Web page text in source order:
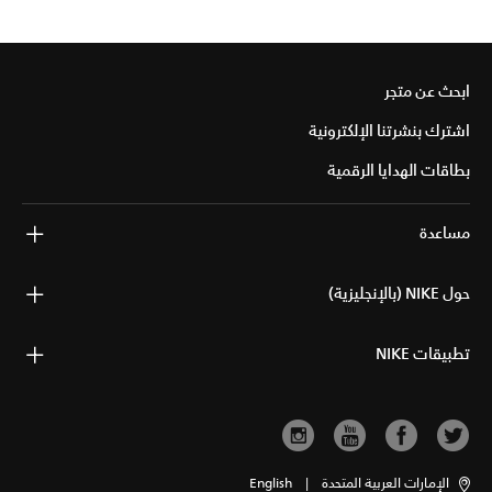
ابحث عن متجر
اشترك بنشرتنا الإلكترونية
بطاقات الهدايا الرقمية
مساعدة
حول NIKE (بالإنجليزية)
تطبيقات NIKE
الإمارات العربية المتحدة |
English